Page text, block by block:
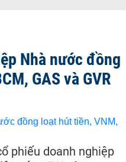
Nhà nước đồng
GAS và GVR
phiếu doanh nghiệp